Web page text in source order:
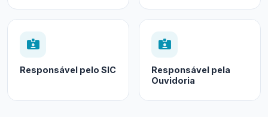
Responsável pelo SIC
Responsável pela
Ouvidoria